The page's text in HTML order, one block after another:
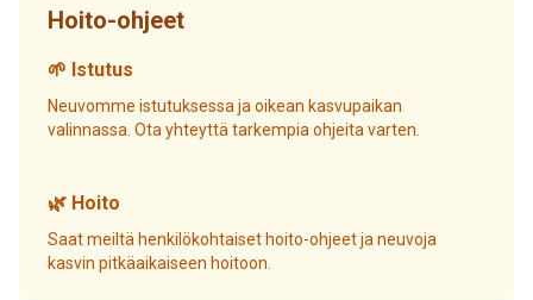
Hoito-ohjeet
🌱 Istutus
Neuvomme istutuksessa ja oikean kasvupaikan
valinnassa. Ota yhteyttä tarkempia ohjeita varten.
🌿 Hoito
Saat meiltä henkilökohtaiset hoito-ohjeet ja neuvoja
kasvin pitkäaikaiseen hoitoon.